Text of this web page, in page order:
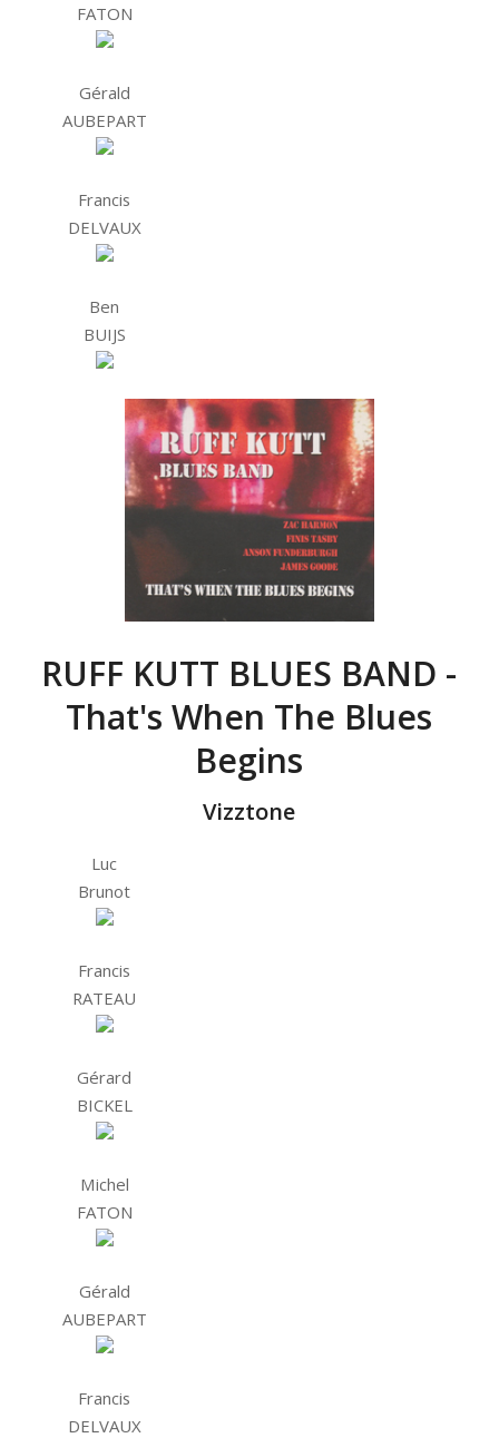
FATON
Gérald
AUBEPART
Francis
DELVAUX
Ben
BUIJS
RUFF KUTT BLUES BAND -
That's When The Blues
Begins
Vizztone
Luc
Brunot
Francis
RATEAU
Gérard
BICKEL
Michel
FATON
Gérald
AUBEPART
Francis
DELVAUX